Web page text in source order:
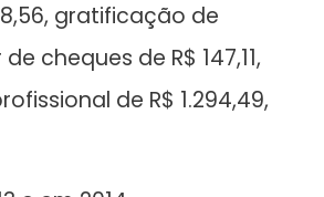
gratificação de
cheques de R$ 147,11,
de R$ 1.294,49,